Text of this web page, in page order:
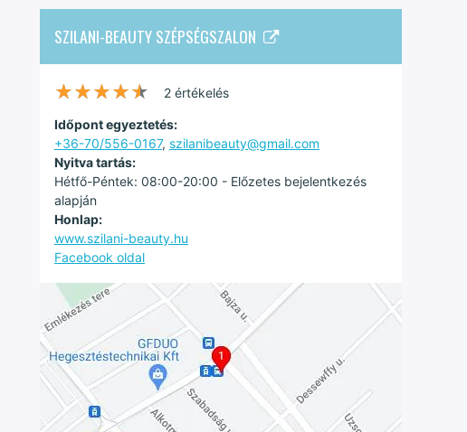
SZILANI-BEAUTY SZÉPSÉGSZALON
★★★★★
★★★★★ 2 értékelés
Időpont egyeztetés:
+36-70/556-0167, szilanibeauty@gmail.com
Nyitva tartás:
Hétfő-Péntek: 08:00-20:00 - Előzetes bejelentkezés
alapján
Honlap:
www.szilani-beauty.hu
Facebook oldal